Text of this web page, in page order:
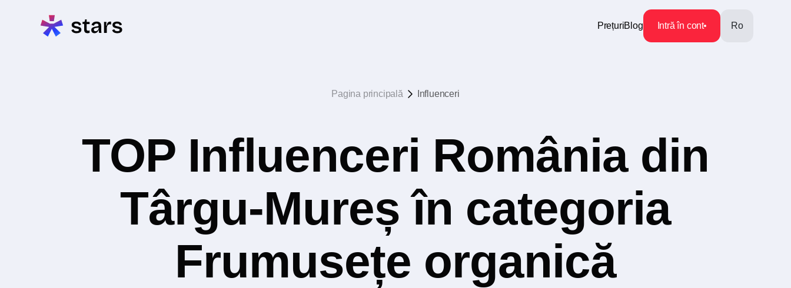
PrețuriBlog Intră în cont Ro
Pagina principală Influenceri
TOP Influenceri România din
Târgu-Mureș în categoria
Frumusețe organică